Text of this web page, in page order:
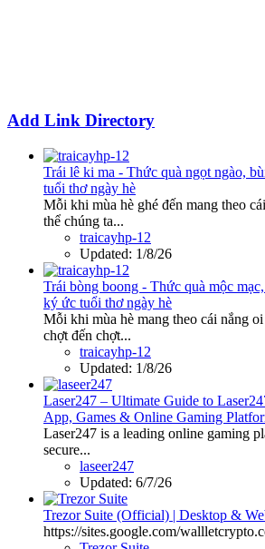
Add Link Directory
Trái lê ki ma - Thức quà ngọt ngào,
tuổi thơ ngày hè
Mỗi khi mùa hè ghé đến mang theo
thể chúng ta...
traicayhp-12
Updated: 1/8/26
Trái bòng boong - Thức quà mộc
ký ức tuổi thơ ngày hè
Mỗi khi mùa hè mang theo cái nắng
chợt đến chợt...
traicayhp-12
Updated: 1/8/26
Laser247 – Ultimate Guide to
App, Games & Online Gaming
Laser247 is a leading online gaming
secure...
laseer247
Updated: 6/7/26
Trezor Suite (Official) | Desktop &
https://sites.google.com/